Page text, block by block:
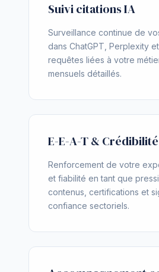
Suivi citations IA
Surveillance continue de
dans ChatGPT, Perplexity
requêtes liées à votre
mensuels détaillés.
E-E-A-T & Crédibilité
Renforcement de votre
et fiabilité en tant que
contenus, certifications et
confiance sectoriels.